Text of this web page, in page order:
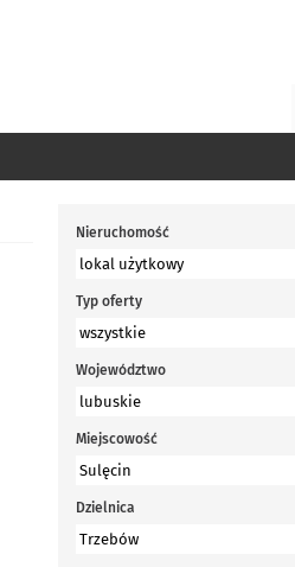
Nieruchomość
Typ oferty
Województwo
Miejscowość
Dzielnica